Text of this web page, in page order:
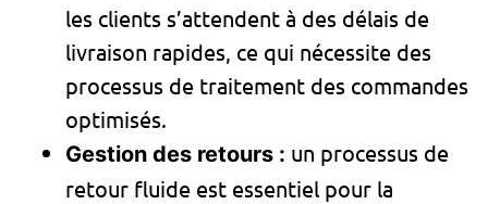
les clients s’attendent à des délais de
livraison rapides, ce qui nécessite des
processus de traitement des commandes
optimisés.
Gestion des retours : un processus de
retour fluide est essentiel pour la